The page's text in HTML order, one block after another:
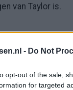
- Do Not
opt-out of the sale,
for targeted
van Taylor is.